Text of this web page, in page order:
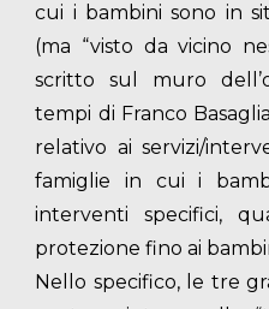
cui i bambini sono in
(ma “visto da vicino
scritto sul muro
tempi di Franco
relativo ai servizi/
famiglie in cui i
interventi specifici,
protezione fino ai
Nello specifico, le tre